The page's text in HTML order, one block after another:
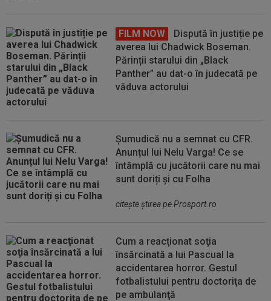
FILM NOW
Dispută în justiție pe
averea lui Chadwick Boseman.
Părinții starului din „Black
Panther” au dat-o în judecată pe
văduva actorului
Șumudică nu a semnat cu CFR.
Anunțul lui Nelu Varga! Ce se
întâmplă cu jucătorii care nu mai
sunt doriți și cu Folha
citeşte ştirea pe Prosport.ro
Cum a reacţionat soţia
însărcinată a lui Pascual la
accidentarea horror. Gestul
fotbalistului pentru doctoriţa de
pe ambulanţă